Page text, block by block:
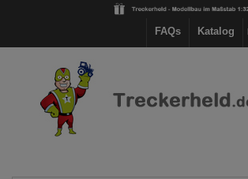
Katalog
FAQs